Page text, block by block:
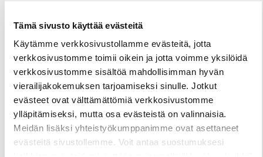
Tämä sivusto käyttää evästeitä
Käytämme verkkosivustollamme evästeitä, jotta
verkkosivustomme toimii oikein ja jotta voimme yksilöidä
verkkosivustomme sisältöä mahdollisimman hyvän
vierailijakokemuksen tarjoamiseksi sinulle. Jotkut
evästeet ovat välttämättömiä verkkosivustomme
ylläpitämiseksi, mutta osa evästeistä on valinnaisia.
Meidän lisäksi yhteistyökumppanimme ovat asettaneet
evästeitä sivustollemme. Voit antaa suostumuksesi